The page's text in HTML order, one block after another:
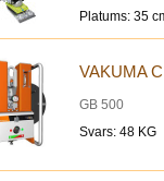
Platums: 35
VAKUMA
GB 500
Svars: 48 KG